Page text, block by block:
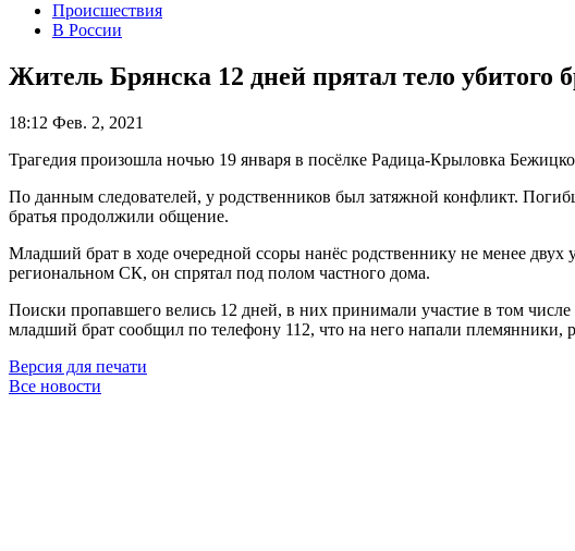
Происшествия
В России
Житель Брянска 12 дней прятал тело убитого
18:12 Фев. 2, 2021
Трагедия произошла ночью 19 января в посёлке Радица-Крыловка
По данным следователей, у родственников был затяжной конфликт.
братья продолжили общение.
Младший брат в ходе очередной ссоры нанёс родственнику не менее двух
региональном СК, он спрятал под полом частного дома.
Поиски пропавшего велись 12 дней, в них принимали участие в том
младший брат сообщил по телефону 112, что на него напали племянники,
Версия для печати
Все новости